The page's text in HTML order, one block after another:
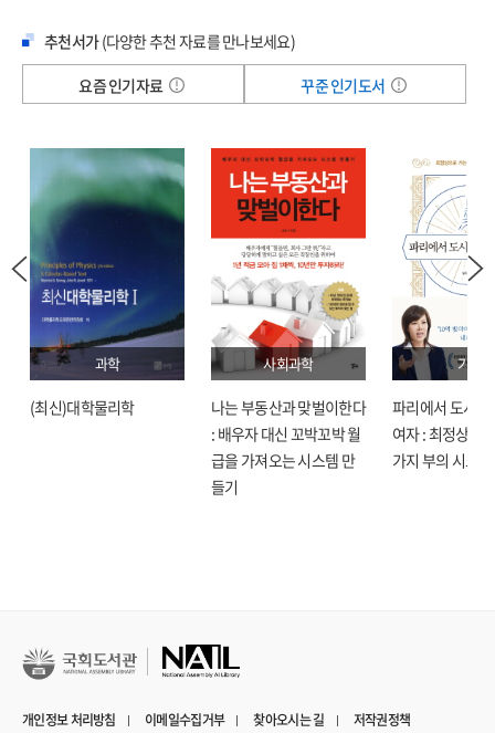
추천서가(다양한 추천 자료를 만나보세요)
요즘 인기자료
꾸준 인기도서
과학
(최신)대학물리학
사회과학
나는 부동산과 맞벌이한다
: 배우자 대신 꼬박꼬박 월
급을 가져오는 시스템 만
들기
기술
파리에서 도시락
여자 : 최정상으
가지 부의 시크릿
개인정보 처리방침 이메일수집거부 찾아오시는 길 저작권정책